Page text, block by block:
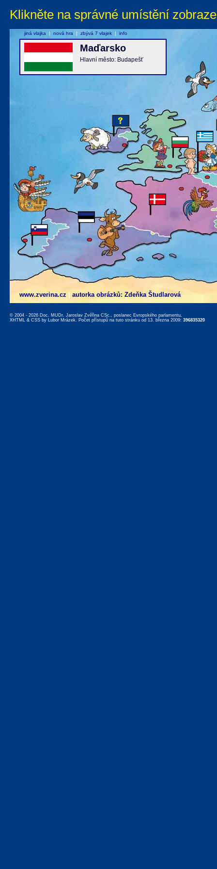
Klikněte na správné umístění
www.zverina.cz autorka obrázků: Zdeňka Študlarová
Maďarsko
Hlavní město: Budapešť
jiná vlajka | nová hra | zbývá 7 vlajek | info
© 2004 - 2026 Doc. MUDr. Jaroslav Zvěřina CSc., poslanec Evropského parlamentu,
XHTML & CSS by Lubor Mrázek. Počet přístupů na tuto stránku od 13. března 2009: 396835320